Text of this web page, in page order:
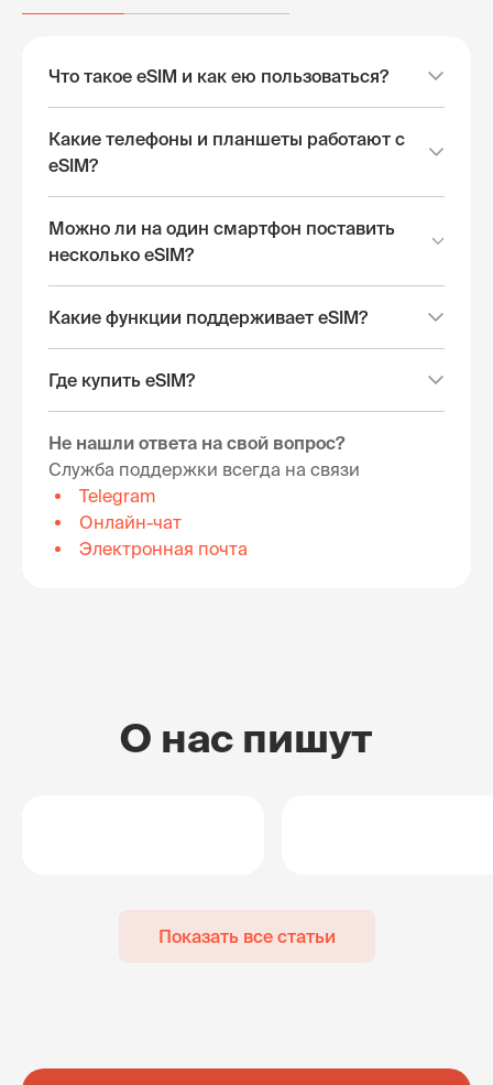
Что такое eSIM и как ею пользоваться?
Какие телефоны и планшеты работают с
eSIM?
Можно ли на один смартфон поставить
несколько eSIM?
Какие функции поддерживает eSIM?
Где купить eSIM?
Не нашли ответа на свой вопрос?
Служба поддержки всегда на связи
Telegram
Онлайн-чат
Электронная почта
О нас пишут
Показать все статьи